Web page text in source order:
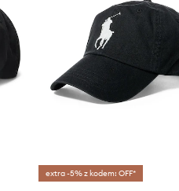
extra -5% z kodem: OFF*